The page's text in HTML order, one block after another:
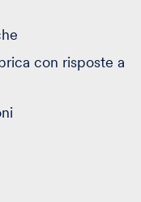
con risposte a